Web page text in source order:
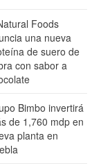
Foods
una nueva
de suero de
con sabor a
Bimbo invertirá
de 1,760 mdp en
planta en